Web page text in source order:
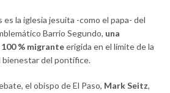
es la iglesia jesuita -como el papa- del
Barrio Segundo, una
% migranteerigida en el límite de la
bienestar del pontífice.
el obispo de El Paso, Mark Seitz,